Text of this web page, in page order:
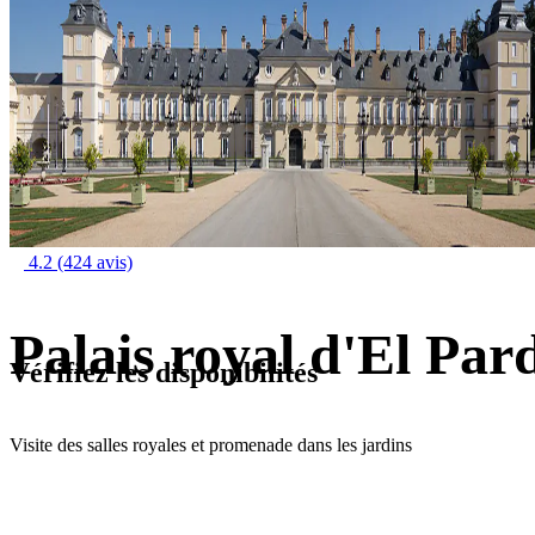
4.2 (424 avis)
Palais royal d'El
Visite des salles royales et promenade dans les jardins
Vérifiez les disponibilités